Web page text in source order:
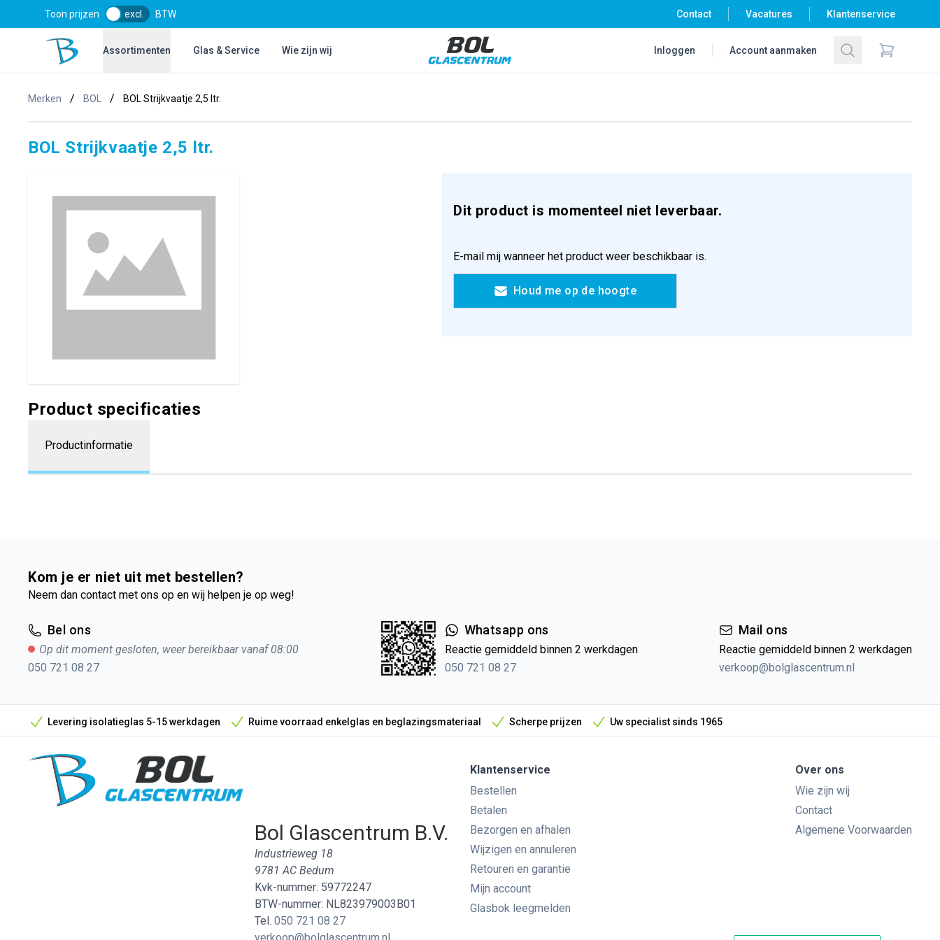
Toon prijzen excl. BTW Contact Vacatures Klantenservice
Bol Glascentrum B.V.Assortimenten Glas & Service Wie zijn wij
Bol Glascentrum B.V.
Inloggen Account aanmaken Zoeken
Items in
Merken / BOL / BOL Strijkvaatje 2,5 ltr.
BOL Strijkvaatje 2,5 ltr.
Dit product is momenteel niet leverbaar.
E-mail mij wanneer het product weer beschikbaar is.
Houd me op de hoogte
Product specificaties
Productinformatie
Kom je er niet uit met bestellen?
Neem dan contact met ons op en wij helpen je op weg!
Bel ons
Op dit moment gesloten, weer bereikbaar vanaf 08:00
050 721 08 27
Whatsapp ons
Reactie gemiddeld binnen 2 werkdagen
050 721 08 27
Mail ons
Reactie gemiddeld binnen 2 werkdagen
verkoop@bolglascentrum.nl
Levering isolatieglas 5-15 werkdagen Ruime voorraad enkelglas en beglazingsmateriaal Scherpe prijzen Uw specialist sinds 1965
Bol Glascentrum B.V.
Industrieweg 18
9781 AC Bedum
Kvk-nummer: 59772247
BTW-nummer: NL823979003B01
Tel. 050 721 08 27
Klantenservice
Bestellen
Betalen
Bezorgen en afhalen
Wijzigen en annuleren
Retouren en garantie
Mijn account
Glasbok leegmelden
Over ons
Wie zijn wij
Contact
Algemene Voorwaarden